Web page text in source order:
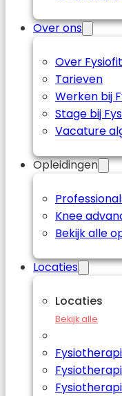
Over ons
Over
Tarieven
Werken bij
Stage bij
Vacature
Opleidingen
Knee
Bekijk alle
Locaties
Locaties
Bekijk alle